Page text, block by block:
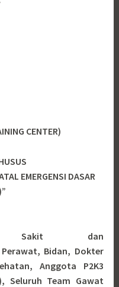
CENTER)
EMERGENSI DASAR
Sakit dan
Perawat, Bidan, Dokter
Anggota P2K3
Seluruh Team Gawat